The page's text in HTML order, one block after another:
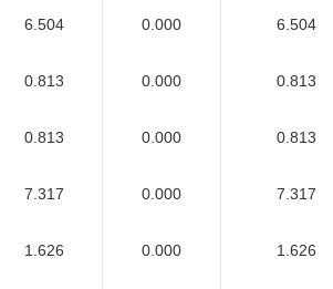
6.504 0.000 6.504
0.813 0.000 0.813
0.813 0.000 0.813
7.317 0.000 7.317
1.626 0.000 1.626